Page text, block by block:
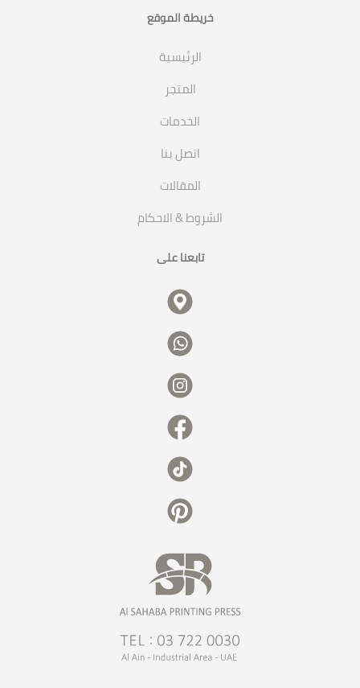
خريطة الموقع
الرئيسية
المتجر
الخدمات
اتصل بنا
المقالات
الشروط & الاحكام
تابعنا على